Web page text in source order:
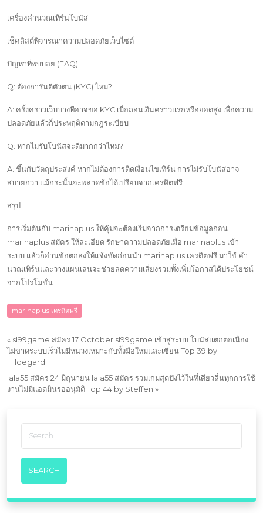
เครื่องคำนวณเทิร์นโบนัส
เช็คลิสต์พิจารณาความปลอดภัยเว็บไซต์
ปัญหาที่พบบ่อย (FAQ)
Q: ต้องการันตีตัวตน (KYC) ไหม?
A: ครั้งคราวเว็บบางทีอาจขอ KYC เมื่อถอนเงินคราวแรกหรือยอดสูง เพื่อความ
ปลอดภัยแล้วก็ประพฤติตามกฎระเบียบ
Q: หากไม่รับโบนัสจะดีมากกว่าไหม?
A: ขึ้นกับวัตถุประสงค์ หากไม่ต้องการติดเงื่อนไขเทิร์น การไม่รับโบนัสอาจ
สบายกว่า แม้กระนั้นจะพลาดข้อได้เปรียบจากเครดิตฟรี
สรุป
การเริ่มต้นกับ marinaplus ให้คุ้มจะต้องเริ่มจากการเตรียมข้อมูลก่อน
marinaplus สมัคร ให้ละเอียด รักษาความปลอดภัยเมื่อ marinaplus เข้า
ระบบ แล้วก็อ่านข้อตกลงให้แจ้งชัดก่อนนำ marinaplus เครดิตฟรี มาใช้ คำ
นวณเทิร์นและวางแผนเล่นจะช่วยลดความเสี่ยงรวมทั้งเพิ่มโอกาสได้ประโยชน์
จากโปรโมชั่น
marinaplus เครดิตฟรี
« sl99game สมัคร 17 October sl99game เข้าสู่ระบบ โบนัสแตกต่อเนื่อง
ไม่ขาดระบบเร็วไม่มีหน่วงเหมาะกับทั้งมือใหม่และเซียน Top 39 by
Hildegard
lala55 สมัคร 24 มิถุนายน lala55 สมัคร รวมเกมสุดปังไว้ในที่เดียวลื่นทุกการใช้
งานไม่มีแอดมินรออนุมัติ Top 44 by Steffen »